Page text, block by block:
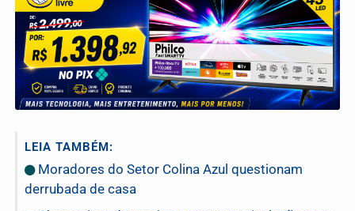
LEIA TAMBÉM:
Moradores do Setor Colina Azul questionam
derrubada de casa